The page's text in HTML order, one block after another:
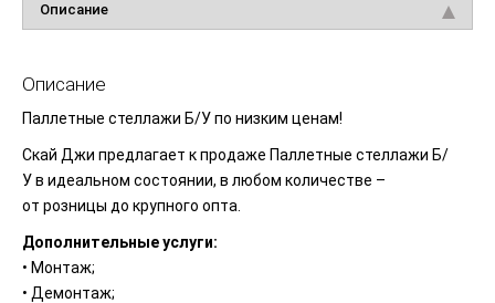
Описание
Описание
Паллетные стеллажи Б/У по низким ценам!
Скай Джи предлагает к продаже Паллетные стеллажи Б/
У в идеальном состоянии, в любом количестве –
от розницы до крупного опта.
Дополнительные услуги:
• Монтаж;
• Демонтаж;